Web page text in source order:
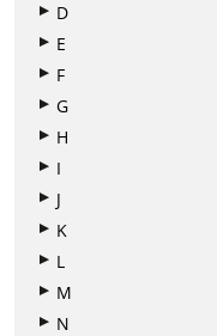
D
E
F
G
H
I
J
K
L
M
N